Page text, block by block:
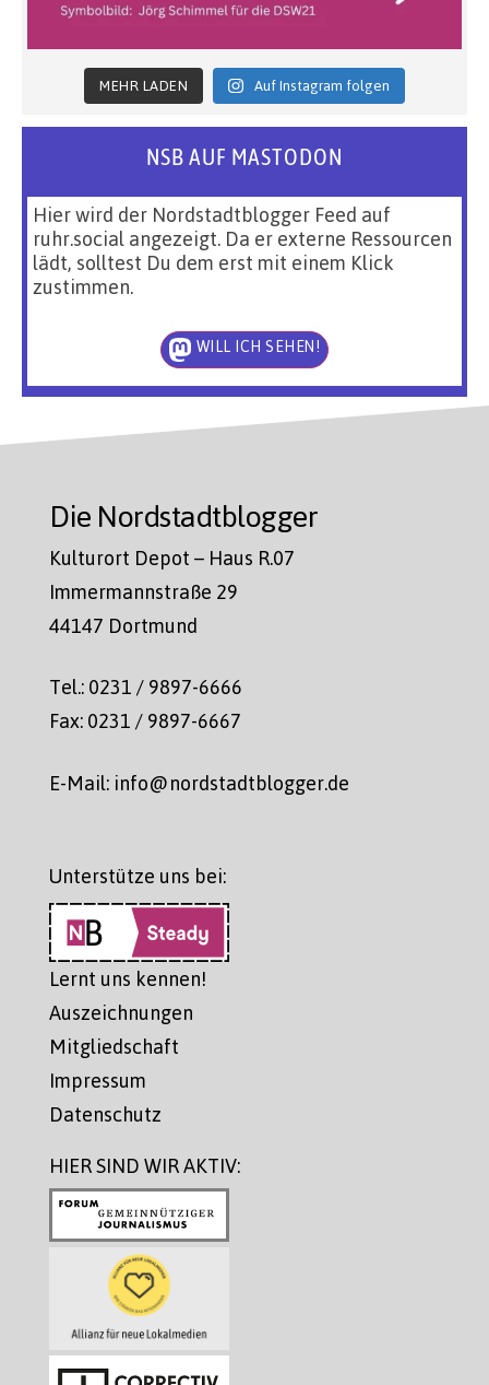
MEHR LADEN Auf Instagram folgen
NSB AUF MASTODON
Hier wird der Nordstadtblogger Feed auf
ruhr.social angezeigt. Da er externe Ressourcen
lädt, solltest Du dem erst mit einem Klick
zustimmen.
WILL ICH SEHEN!
Die Nordstadtblogger
Kulturort Depot – Haus R.07
Immermannstraße 29
44147 Dortmund
Tel.: 0231 / 9897-6666
Fax: 0231 / 9897-6667
E-Mail: info@nordstadtblogger.de
Unterstütze uns bei:
Lernt uns kennen!
Auszeichnungen
Mitgliedschaft
Impressum
Datenschutz
HIER SIND WIR AKTIV: